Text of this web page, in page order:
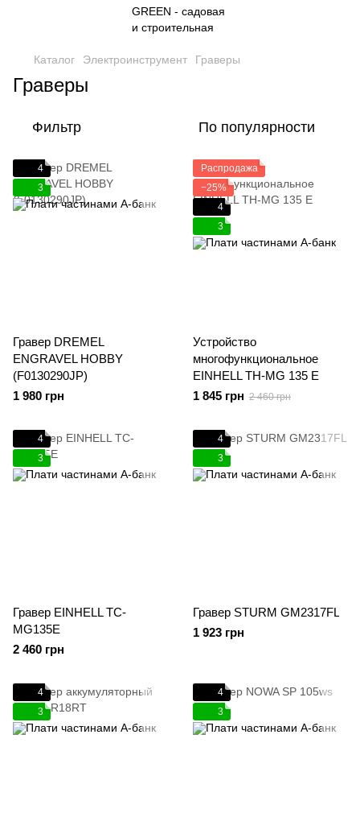
Каталог Электроинструмент Граверы
Граверы
Фильтр По популярности
4
3
Гравер DREMEL
ENGRAVEL HOBBY
(F0130290JP)
1 980 грн
Распродажа
−25%
4
3
Устройство
многофункциональное
EINHELL TH-MG 135 E
1 845 грн 2 460 грн
4
3
Гравер EINHELL TC-
MG135E
2 460 грн
4
3
Гравер STURM GM2317FL
1 923 грн
4
3
4
3